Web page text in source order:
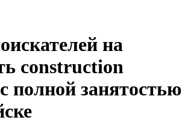
на
construction
полной занятостью